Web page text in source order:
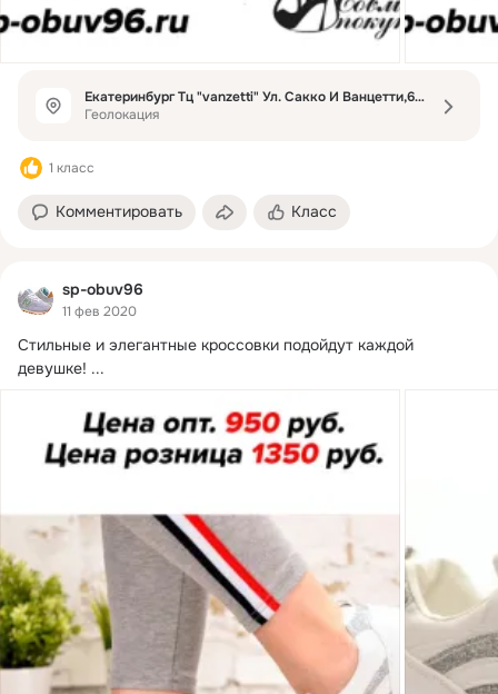
Екатеринбург Тц "vanzetti" Ул. Сакко И Ванцетти,64 Бутик Бризо
Геолокация
1 класс
Комментировать Класс
sp-obuv96
11 фев 2020
Стильные и элегантные кроссовки подойдут каждой
девушке! ...